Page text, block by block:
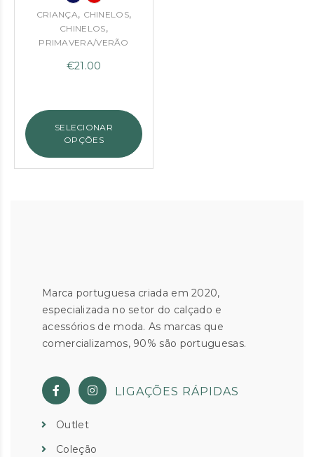
CRIANÇA, CHINELOS,
CHINELOS,
PRIMAVERA/VERÃO
€21.00
SELECIONAR
OPÇÕES
Marca portuguesa criada em 2020,
especializada no setor do calçado e
acessórios de moda. As marcas que
comercializamos, 90% são portuguesas.
LIGAÇÕES RÁPIDAS
Outlet
Coleção